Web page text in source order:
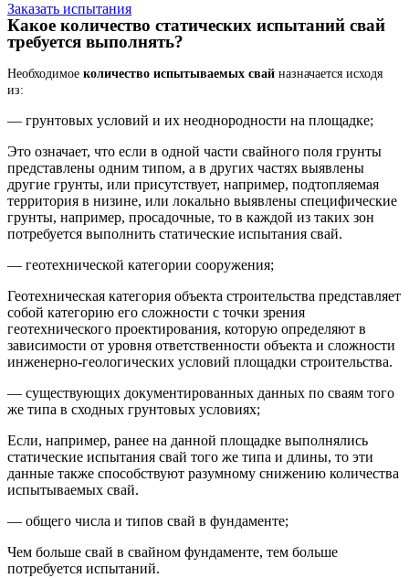
Заказать испытания
Какое количество статических испытаний свай
требуется выполнять?
Необходимое количество испытываемых свай назначается исходя
из:
— грунтовых условий и их неоднородности на площадке;
Это означает, что если в одной части свайного поля грунты
представлены одним типом, а в других частях выявлены
другие грунты, или присутствует, например, подтопляемая
территория в низине, или локально выявлены специфические
грунты, например, просадочные, то в каждой из таких зон
потребуется выполнить статические испытания свай.
— геотехнической категории сооружения;
Геотехническая категория объекта строительства представляет
собой категорию его сложности с точки зрения
геотехнического проектирования, которую определяют в
зависимости от уровня ответственности объекта и сложности
инженерно-геологических условий площадки строительства.
— существующих документированных данных по сваям того
же типа в сходных грунтовых условиях;
Если, например, ранее на данной площадке выполнялись
статические испытания свай того же типа и длины, то эти
данные также способствуют разумному снижению количества
испытываемых свай.
— общего числа и типов свай в фундаменте;
Чем больше свай в свайном фундаменте, тем больше
потребуется испытаний.